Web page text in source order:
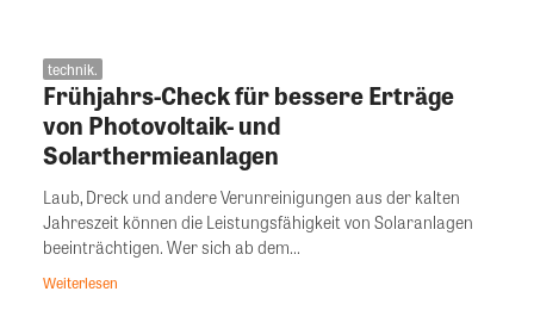
technik.
Frühjahrs-Check für bessere Erträge
von Photovoltaik- und
Solarthermieanlagen
Laub, Dreck und andere Verunreinigungen aus der kalten
Jahreszeit können die Leistungsfähigkeit von Solaranlagen
beeinträchtigen. Wer sich ab dem...
Weiterlesen